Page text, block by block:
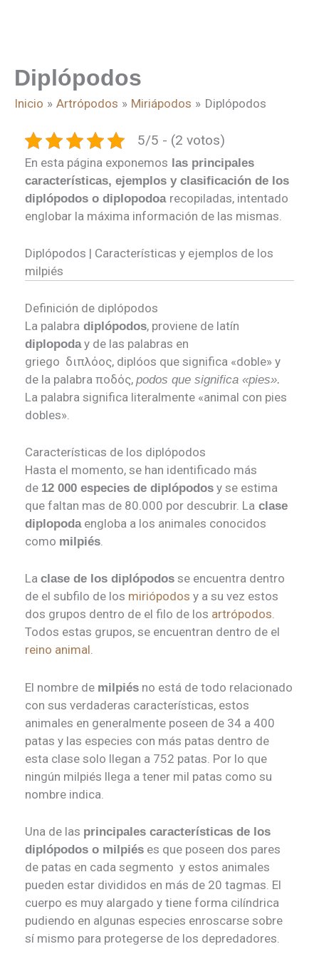
Diplópodos
Inicio Artrópodos Miriápodos Diplópodos
5/5 - (2 votos)
En esta página exponemos las principales
características, ejemplos y clasificación de los
diplópodos o diplopodoa recopiladas, intentado
englobar la máxima información de las mismas.
Diplópodos | Características y ejemplos de los
milpiés
Definición de diplópodos
La palabra diplópodos, proviene de latín
diplopoday de las palabras en
griego διπλόος, diplóos que significa «doble» y
de la palabra ποδός, podos que significa «pies».
La palabra significa literalmente «animal con pies
dobles».
Características de los diplópodos
Hasta el momento, se han identificado más
de 12 000 especies de diplópodos y se estima
que faltan mas de 80.000 por descubrir. La clase
diplopodaengloba a los animales conocidos
como milpiés.
La clase de los diplópodos se encuentra dentro
de el subfilo de los miriópodos y a su vez estos
dos grupos dentro de el filo de los artrópodos.
Todos estas grupos, se encuentran dentro de el
reino animal.
El nombre de milpiés no está de todo relacionado
con sus verdaderas características, estos
animales en generalmente poseen de 34 a 400
patas y las especies con más patas dentro de
esta clase solo llegan a 752 patas. Por lo que
ningún milpiés llega a tener mil patas como su
nombre indica.
Una de las principales características de los
diplópodos o milpiés es que poseen dos pares
de patas en cada segmento y estos animales
pueden estar divididos en más de 20 tagmas. El
cuerpo es muy alargado y tiene forma cilíndrica
pudiendo en algunas especies enroscarse sobre
sí mismo para protegerse de los depredadores.